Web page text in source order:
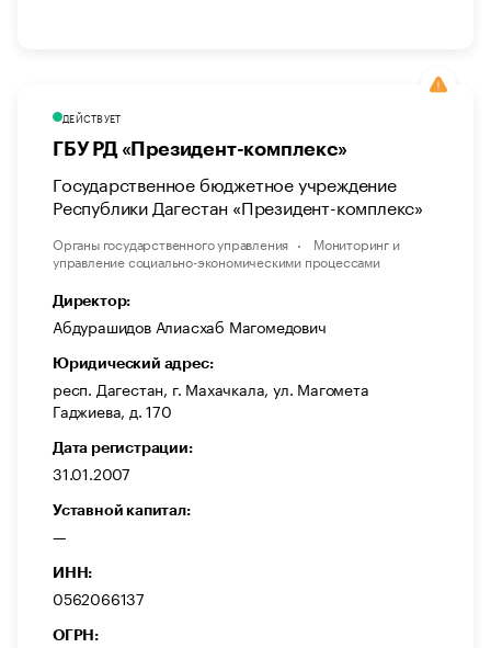
ДЕЙСТВУЕТ
ГБУ РД «Президент-комплекс»
Государственное бюджетное учреждение
Республики Дагестан «Президент-комплекс»
Органы государственного управления
Мониторинг и
управление социально-экономическими процессами
Директор:
Абдурашидов Алиасхаб Магомедович
Юридический адрес:
респ. Дагестан, г. Махачкала, ул. Магомета
Гаджиева, д. 170
Дата регистрации:
31.01.2007
Уставной капитал:
—
ИНН:
0562066137
ОГРН: